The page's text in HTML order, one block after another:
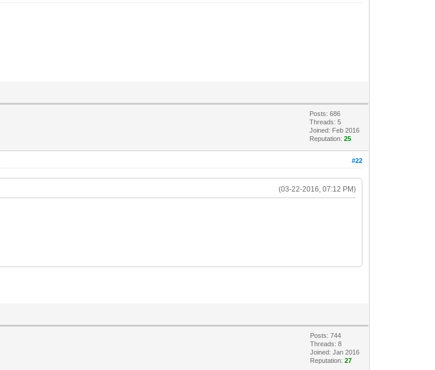
Posts: 686
Threads: 5
Joined: Feb 2016
Reputation:25
#22
(03-22-2016, 07:12 PM)
Posts: 744
Threads: 8
Joined: Jan 2016
Reputation:27